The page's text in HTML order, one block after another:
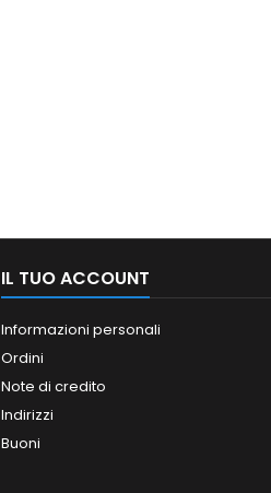
IL TUO ACCOUNT
Informazioni personali
Ordini
Note di credito
Indirizzi
Buoni